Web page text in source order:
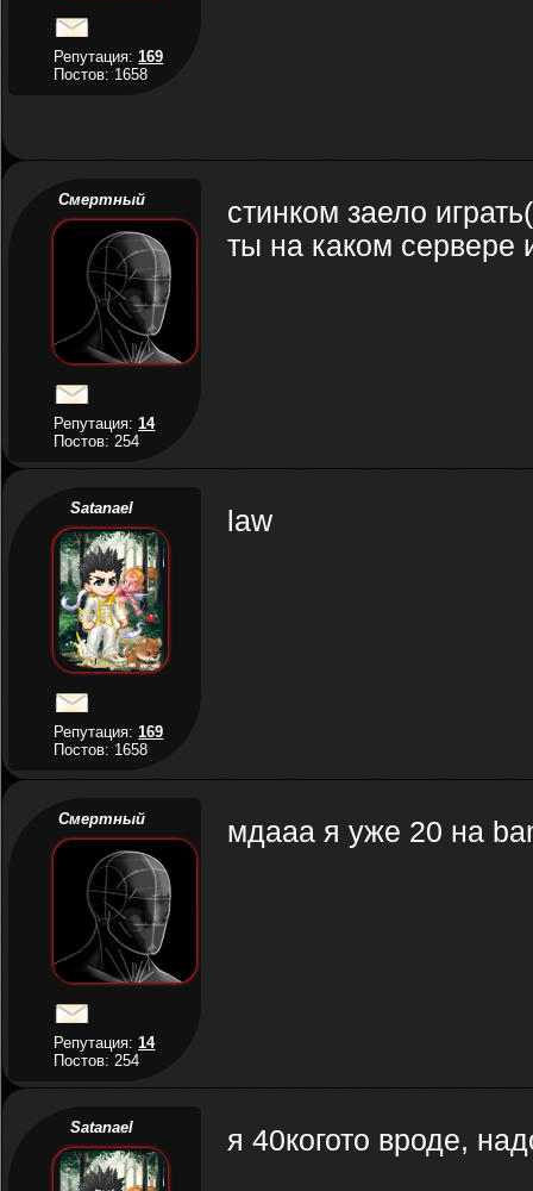
Репутация:169
Постов: 1658
Смертный
Репутация:14
Постов: 254
стинком заело
ты на каком сервере
Satanael
Репутация:169
Постов: 1658
law
Смертный
Репутация:14
Постов: 254
мдааа я уже 20 на
Satanael я 40когото вроде,